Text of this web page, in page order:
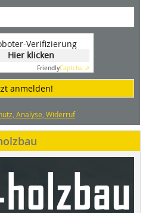
Verifizierung
Hier klicken
FriendlyCaptcha ⇗
anmelden!
Analyse, Widerruf